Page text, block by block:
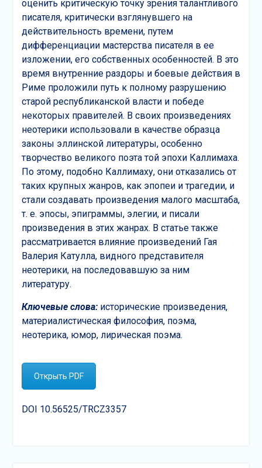
оценить критическую точку зрения талантливого
писателя, критически взглянувшего на
действительность времени, путем
дифференциации мастерства писателя в ее
изложении, его собственных особенностей. В это
время внутренние раздоры и боевые действия в
Риме проложили путь к полному разрушению
старой республиканской власти и победе
некоторых правителей. В своих произведениях
неотерики использовали в качестве образца
законы эллинской литературы, особенно
творчество великого поэта той эпохи Каллимаха.
По этому, подобно Каллимаху, они отказались от
таких крупных жанров, как эпопеи и трагедии, и
стали создавать произведения малого масштаба,
т. е. эпосы, эпиграммы, элегии, и писали
произведения в этих жанрах. В статье также
рассматривается влияние произведений Гая
Валерия Катулла, видного представителя
неотерики, на последовавшую за ним
литературу.
Ключевые слова:исторические произведения,
материалистическая философия, поэма,
неотерика, юмор, лирическая поэма.
Открыть PDF
DOI 10.56525/TRCZ3357